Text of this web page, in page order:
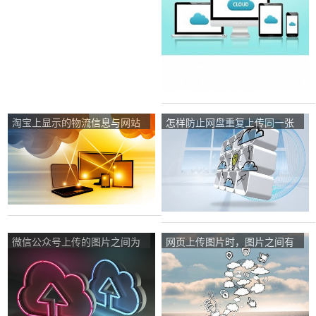
淘宝上显示的物流信息与网站
不符(顺丰速运)是怎么回事？
怎样防止网盘重复上传同一张
图片?什么网盘有这个功能
微信公众号上传的图片之间为
什么会有缝隙，求大神这个怎
么解决？
网页上传图片时，图片之间有
缝隙，怎么去掉缝隙呢？